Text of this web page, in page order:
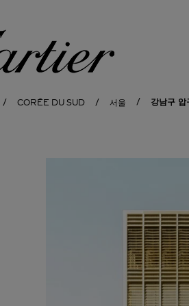
CORÉE DU SUD 서울 강남구